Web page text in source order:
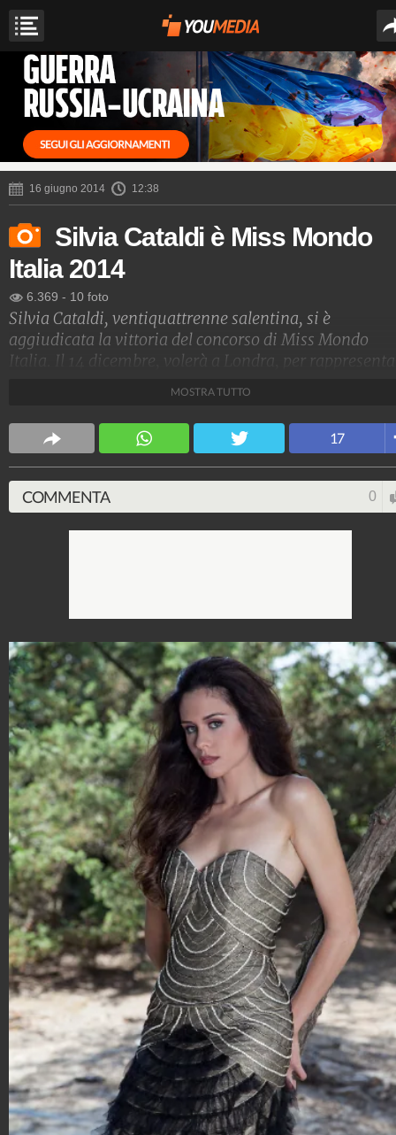
16 giugno 2014 12:38
Silvia Cataldi è Miss Mondo
Italia 2014
6.369 - 10 foto
Silvia Cataldi, ventiquattrenne salentina, si è
aggiudicata la vittoria del concorso di Miss Mondo
Italia. Il 14 dicembre, volerà a Londra, per
Spettacolo Fanpage
4.053.391.256 9.455 video 76.076 foto
MOSTRA TUTTO
17
COMMENTA 0